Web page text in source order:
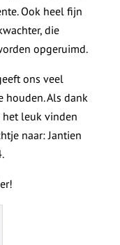
Ook heel fijn
die
opgeruimd.
ons veel
Als dank
leuk vinden
naar: Jantien